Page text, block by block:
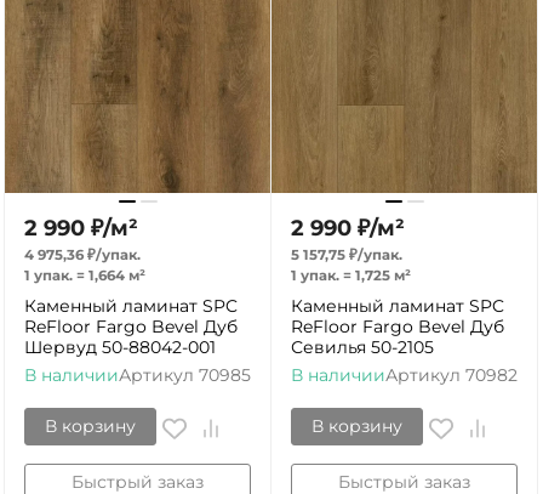
2 990 ₽/м²
4 975,36 ₽/упак.
1 упак. = 1,664 м²
Каменный ламинат SPC
ReFloor Fargo Bevel Дуб
Шервуд 50-88042-001
В наличииАртикул 70985
В корзину
Быстрый заказ
2 990 ₽/м²
5 157,75 ₽/упак.
1 упак. = 1,725 м²
Каменный ламинат SPC
ReFloor Fargo Bevel Дуб
Севилья 50-2105
В наличииАртикул 70982
В корзину
Быстрый заказ